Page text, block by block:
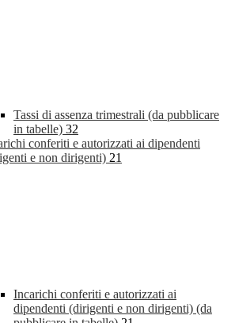
Tassi di assenza trimestrali (da pubblicare
in tabelle) 32
conferiti e autorizzati ai dipendenti
e non dirigenti) 21
Incarichi conferiti e autorizzati ai
dipendenti (dirigenti e non dirigenti) (da